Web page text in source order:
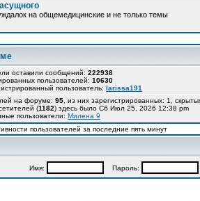
на общемедицинские и не только темы
оставили сообщений: 222938
пользователей: 10630
пользователь: larissa191
на форуме: 95 , из них зарегистрированных: 1,
(1182) здесь было Сб Июл 25, 2026 12:38 pm
пользователи: Милена 9
пользователей за последние пять минут
Имя: Пароль: